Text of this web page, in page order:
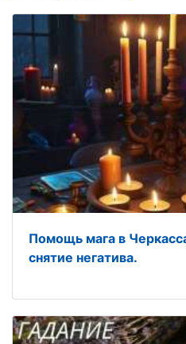
Помощь мага в
снятие негатива.